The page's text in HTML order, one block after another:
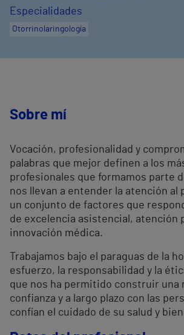
Especialidades
Otorrinolaringología
Sobre mí
Vocación, profesionalidad y
palabras que mejor definen a los
profesionales que formamos parte
nos llevan a entender la atención al
un conjunto de factores que
de excelencia asistencial, atención
innovación médica.
Trabajamos bajo el paraguas de la
esfuerzo, la responsabilidad y la
que nos ha permitido construir una
confianza y a largo plazo con las
confían el cuidado de su salud y